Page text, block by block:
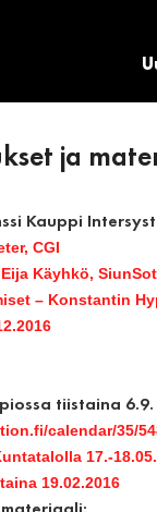
ja
Kauppi
CGI
Käyhkö,
– Konstantin
tiistaina
calendar/35/
17.-
19.02.2016